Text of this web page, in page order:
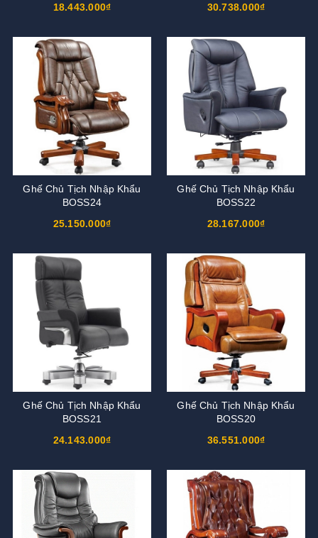
18.443.000₫
30.738.000₫
Ghế Chủ Tịch Nhập Khẩu
BOSS24
25.150.000₫
Ghế Chủ Tịch Nhập Khẩu
BOSS22
28.167.000₫
Ghế Chủ Tịch Nhập Khẩu
BOSS21
24.143.000₫
Ghế Chủ Tịch Nhập Khẩu
BOSS20
36.551.000₫